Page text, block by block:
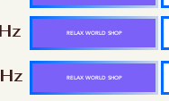
RELAX WORLD SHOP
RELAX WORLD SHOP